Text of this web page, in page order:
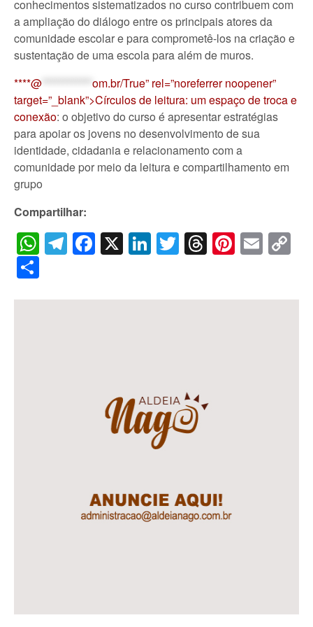
conhecimentos sistematizados no curso contribuem com
a ampliação do diálogo entre os principais atores da
comunidade escolar e para comprometê-los na criação e
sustentação de uma escola para além de muros.
****@
om.br/True” rel=”noreferrer noopener”
target=”_blank”>Círculos de leitura: um espaço de troca e
conexão: o objetivo do curso é apresentar estratégias
para apoiar os jovens no desenvolvimento de sua
identidade, cidadania e relacionamento com a
comunidade por meio da leitura e compartilhamento em
grupo
Compartilhar:
WhatsApp
Telegram
Facebook
X LinkedIn
Twitter
Threads